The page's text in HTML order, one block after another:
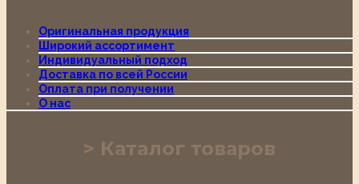
Оригинальная продукция
Широкий ассортимент
Индивидуальный подход
Доставка по всей России
Оплата при получении
О нас
Каталог товаров